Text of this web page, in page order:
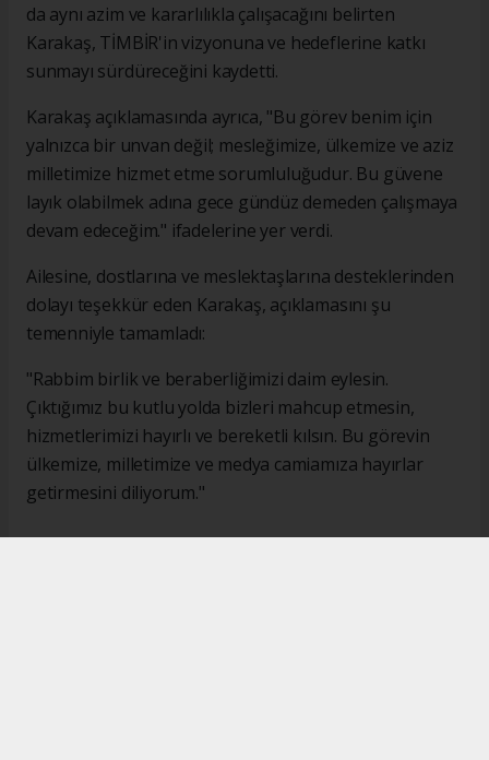
da aynı azim ve kararlılıkla çalışacağını belirten
Karakaş, TİMBİR'in vizyonuna ve hedeflerine katkı
sunmayı sürdüreceğini kaydetti.
Karakaş açıklamasında ayrıca, "Bu görev benim için
yalnızca bir unvan değil; mesleğimize, ülkemize ve aziz
milletimize hizmet etme sorumluluğudur. Bu güvene
layık olabilmek adına gece gündüz demeden çalışmaya
devam edeceğim." ifadelerine yer verdi.
Ailesine, dostlarına ve meslektaşlarına desteklerinden
dolayı teşekkür eden Karakaş, açıklamasını şu
temenniyle tamamladı:
"Rabbim birlik ve beraberliğimizi daim eylesin.
Çıktığımız bu kutlu yolda bizleri mahcup etmesin,
hizmetlerimizi hayırlı ve bereketli kılsın. Bu görevin
ülkemize, milletimize ve medya camiamıza hayırlar
getirmesini diliyorum."